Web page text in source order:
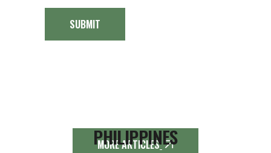
SUBMIT
PHILIPPINES
MORE ARTICLES